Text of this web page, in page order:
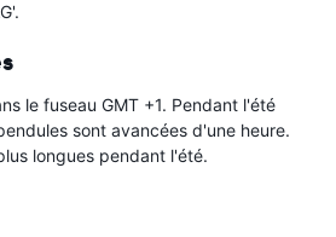
le fuseau GMT +1. Pendant l'été
sont avancées d'une heure.
longues pendant l'été.